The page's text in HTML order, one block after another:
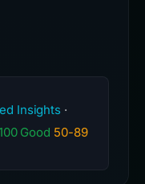
Insights ·
Good 50-89